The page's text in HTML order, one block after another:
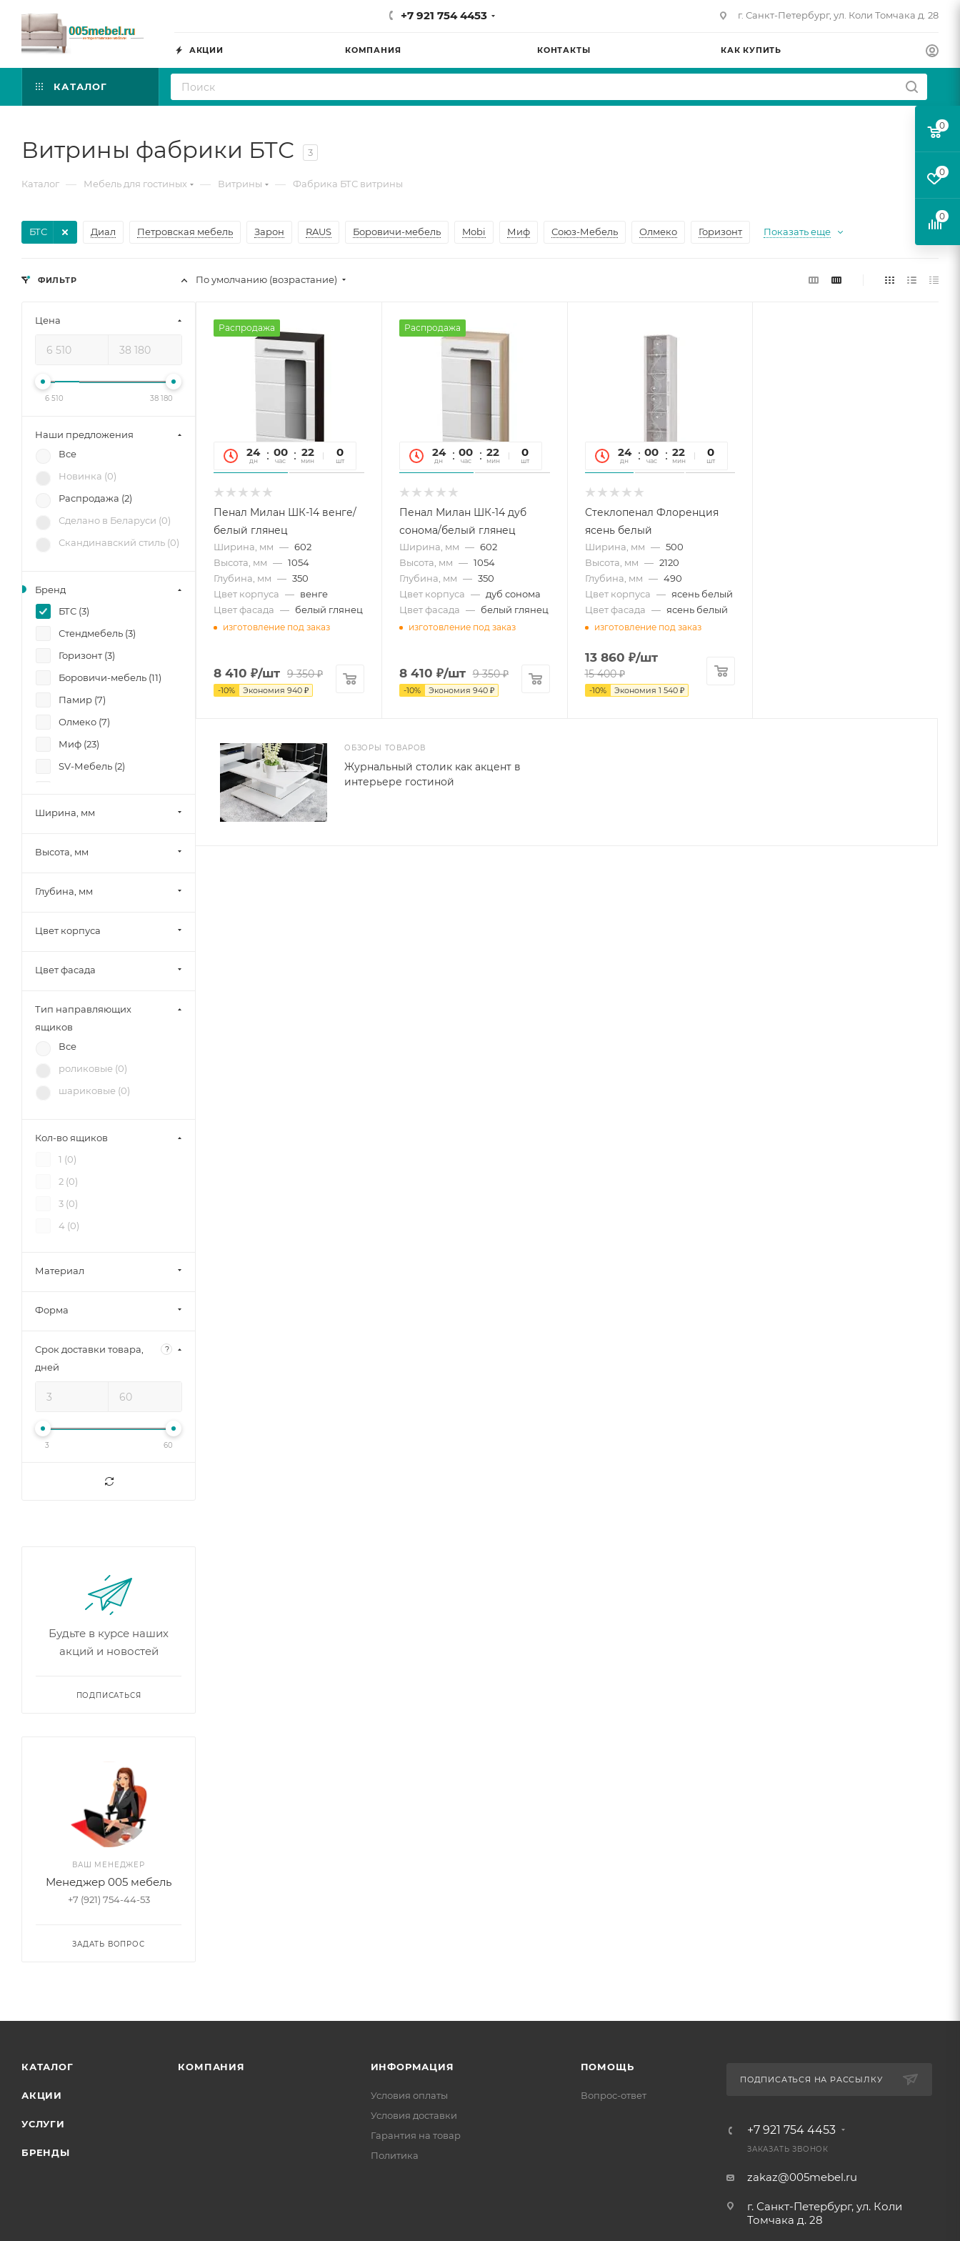
+7 921 754 4453 г. Санкт-Петербург, ул. Коли Томчака д. 28
АКЦИИ КОМПАНИЯ КОНТАКТЫ КАК КУПИТЬ
КАТАЛОГ
Витрины фабрики БТС 3
Каталог — Мебель для гостиных — Витрины — Фабрика БТС витрины
Диал Петровская мебель Зарон RAUS Боровичи-мебель Mobi Миф Союз-Мебель Олмеко Горизонт
БТС Показать еще
По умолчанию (возрастание)
Распродажа
24
дн
00
час
22
мин
31
сек
0
шт
Пенал Милан ШК-14 венге/
белый глянец
Ширина, мм — 602
Высота, мм — 1054
Глубина, мм — 350
Цвет корпуса — венге
Цвет фасада — белый глянец
изготовление под заказ
8 410 ₽/шт 9 350₽
-10% Экономия 940 ₽
Распродажа
24
дн
00
час
22
мин
31
сек
0
шт
Пенал Милан ШК-14 дуб
сонома/белый глянец
Ширина, мм — 602
Высота, мм — 1054
Глубина, мм — 350
Цвет корпуса — дуб сонома
Цвет фасада — белый глянец
изготовление под заказ
8 410 ₽/шт 9 350₽
-10% Экономия 940₽
24
дн
00
час
22
мин
31
сек
0
шт
Стеклопенал Флоренция
ясень белый
Ширина, мм — 500
Высота, мм — 2120
Глубина, мм — 490
Цвет корпуса — ясень белый
Цвет фасада — ясень белый
изготовление под заказ
13 860 ₽/шт
15 400₽
-10% Экономия 1 540₽
ОБЗОРЫ ТОВАРОВ
Журнальный столик как акцент в
интерьере гостиной
ФИЛЬТР
Цена
6 510 38 180
Наши предложения
Все
Новинка (0)
Распродажа (2)
Сделано в Беларуси (0)
Скандинавский стиль (0)
Бренд
БТС (3)
Стендмебель (3)
Горизонт (3)
Боровичи-мебель (11)
Памир (7)
Олмеко (7)
Миф (23)
SV-Мебель (2)
Тэкс (15)
БРВ-Мебель (
Диал (
Петровская мебель (
Ширина, мм
Высота, мм
Глубина, мм
Цвет корпуса
Цвет фасада
Тип направляющих
ящиков
Все
роликовые (0)
шариковые (0)
Кол-во ящиков
1 (0)
2 (0)
3 (0)
4 (0)
Материал
Форма
Срок доставки товара,
дней
?
3 60
Будьте в курсе наших
акций и новостей
ПОДПИСАТЬСЯ
ВАШ МЕНЕДЖЕР
Менеджер 005 мебель
+7 (921) 754-44-53
ЗАДАТЬ ВОПРОС
КАТАЛОГ
АКЦИИ
УСЛУГИ
БРЕНДЫ
КОМПАНИЯ ИНФОРМАЦИЯ
Условия оплаты
Условия доставки
Гарантия на товар
Политика
ПОМОЩЬ
Вопрос-ответ
ПОДПИСАТЬСЯ НА РАССЫЛКУ
+7 921 754 4453
ЗАКАЗАТЬ ЗВОНОК
zakaz@005mebel.ru
г. Санкт-Петербург, ул. Коли
Томчака д. 28
0
0
0